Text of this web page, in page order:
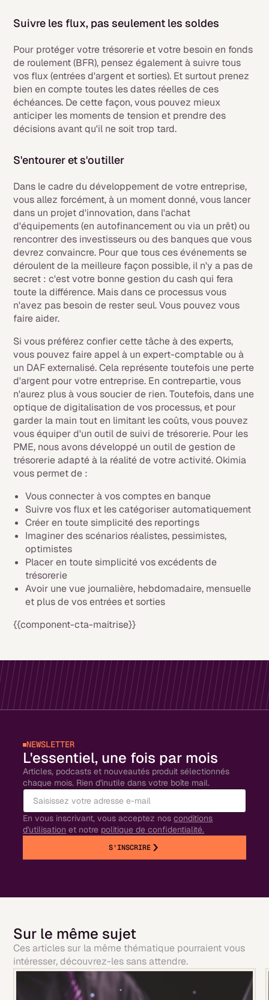
Suivre les flux, pas seulement les soldes
Pour protéger votre trésorerie et votre besoin en fonds
de roulement (BFR), pensez également à suivre tous
vos flux (entrées d'argent et sorties). Et surtout prenez
bien en compte toutes les dates réelles de ces
échéances. De cette façon, vous pouvez mieux
anticiper les moments de tension et prendre des
décisions avant qu'il ne soit trop tard.
S'entourer et s'outiller
Dans le cadre du développement de votre entreprise,
vous allez forcément, à un moment donné, vous lancer
dans un projet d'innovation, dans l'achat
d'équipements (en autofinancement ou via un prêt) ou
rencontrer des investisseurs ou des banques que vous
devrez convaincre. Pour que tous ces événements se
déroulent de la meilleure façon possible, il n'y a pas de
secret : c'est votre bonne gestion du cash qui fera
toute la différence. Mais dans ce processus vous
n'avez pas besoin de rester seul. Vous pouvez vous
faire aider.
Si vous préférez confier cette tâche à des experts,
vous pouvez faire appel à un expert-comptable ou à
un DAF externalisé. Cela représente toutefois une perte
d'argent pour votre entreprise. En contrepartie, vous
n'aurez plus à vous soucier de rien. Toutefois, dans une
optique de digitalisation de vos processus, et pour
garder la main tout en limitant les coûts, vous pouvez
vous équiper d'un outil de suivi de trésorerie. Pour les
PME, nous avons développé un outil de gestion de
trésorerie adapté à la réalité de votre activité. Okimia
vous permet de :
Vous connecter à vos comptes en banque
Suivre vos flux et les catégoriser automatiquement
Créer en toute simplicité des reportings
Imaginer des scénarios réalistes, pessimistes,
optimistes
Placer en toute simplicité vos excédents de
trésorerie
Avoir une vue journalière, hebdomadaire, mensuelle
et plus de vos entrées et sorties
{{component-cta-maitrise}}
NEWSLETTER
L'essentiel, une fois par mois
Articles, podcasts et nouveautés produit sélectionnés
chaque mois. Rien d'inutile dans votre boîte mail.
En vous inscrivant, vous acceptez nosconditions
d'utilisation et notre politique de confidentialité.
S'INSCRIRE
Sur le même sujet
Ces articles sur la même thématique pourraient vous
intéresser, découvrez-les sans attendre.